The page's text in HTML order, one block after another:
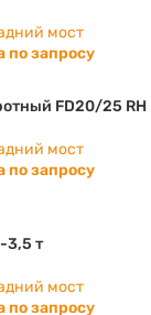
мост
по запросу
FD20/25 RH
мост
по запросу
3,5 т
мост
по запросу